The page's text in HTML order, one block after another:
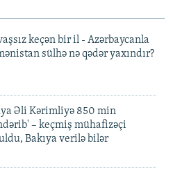
keçən bir il - Azərbaycanla
sülhə nə qədər yaxındır?
Əli Kərimliyə 850 min
– keçmiş mühafizəçi
Bakıya verilə bilər